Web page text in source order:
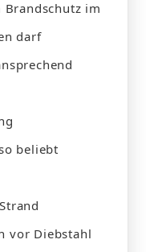
Brandschutz im
darf
beliebt
vor Diebstahl